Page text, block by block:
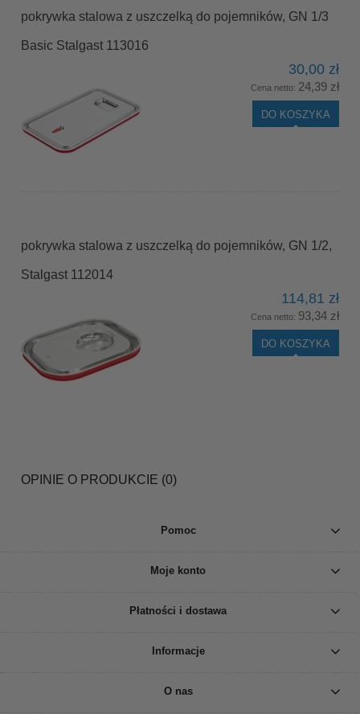
pokrywka stalowa z uszczelką do pojemników, GN 1/3
Basic Stalgast 113016
30,00 zł
Cena netto: 24,39 zł
DO KOSZYKA
pokrywka stalowa z uszczelką do pojemników, GN 1/2,
Stalgast 112014
114,81 zł
Cena netto: 93,34 zł
DO KOSZYKA
OPINIE O PRODUKCIE (0)
Pomoc
Moje konto
Płatności i dostawa
Informacje
O nas